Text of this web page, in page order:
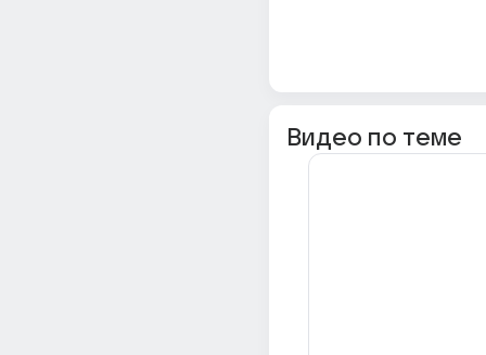
Видео по теме